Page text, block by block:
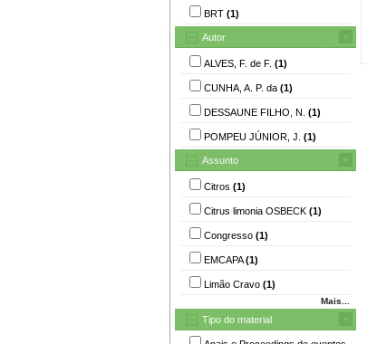
BRT (1)
Autor
ALVES, F. de F. (1)
CUNHA, A. P. da (1)
DESSAUNE FILHO, N. (1)
POMPEU JÚNIOR, J. (1)
Assunto
Citros (1)
Citrus limonia OSBECK (1)
Congresso (1)
EMCAPA(1)
Limão Cravo (1)
Mais...
Tipo do material